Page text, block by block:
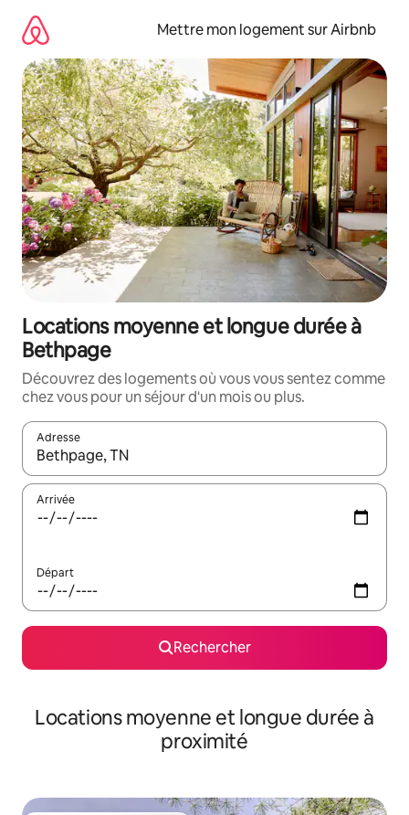
directement
contenu
Mettre mon logement sur Airbnb
Locations moyenne et longue durée à
Bethpage
Découvrez des logements où vous vous sentez comme
chez vous pour un séjour d'un mois ou plus.
Adresse
Lorsque les résultats s'affichent, utilisez les flèches vers le
Arrivée
Départ
Rechercher
Locations moyenne et longue durée à
proximité